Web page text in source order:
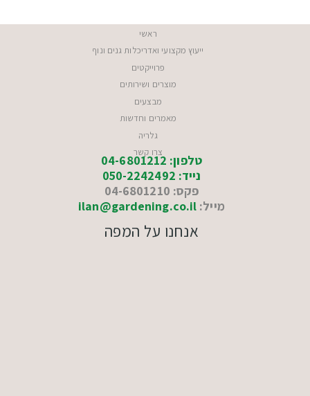
ראשי
ייעוץ מקצועי ואדריכלות גנים ונוף
פרוייקטים
מוצרים ושירותים
מבצעים
מאמרים וחדשות
גלריה
צרו קשר
טלפון: 04-6801212
נייד: 050-2242492
פקס: 04-6801210
מייל: ilan@gardening.co.il
אנחנו על המפה